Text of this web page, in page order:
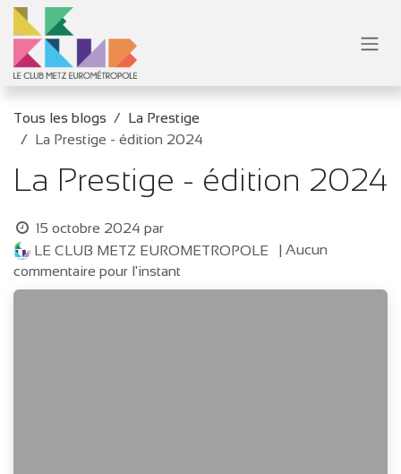
Se rendre au contenu
Tous les blogs
La Prestige
La Prestige - édition 2024
La Prestige - édition 2024
15 octobre 2024 par
LE CLUB METZ EUROMETROPOLE
| Aucun
commentaire pour l'instant